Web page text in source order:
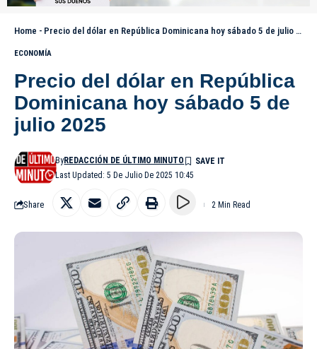
Home - Precio del dólar en República Dominicana hoy sábado 5 de julio 2025
ECONOMÍA
Precio del dólar en República
Dominicana hoy sábado 5 de
julio 2025
Last Updated: 5 De Julio De 2025 10:45
ByREDACCIÓN DE ÚLTIMO MINUTO
Share 2 Min Read